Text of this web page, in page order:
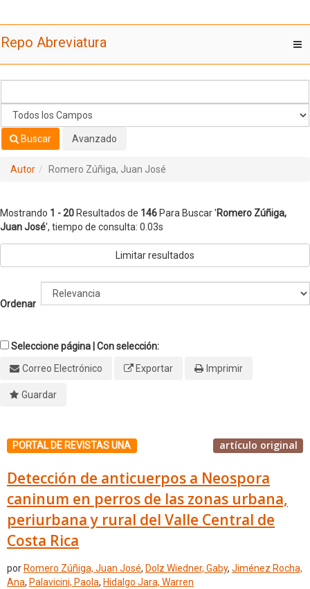
Juan José'
Repo Abreviatura
Buscar Avanzado
Autor Romero Zúñiga, Juan José
Mostrando 1 - 20 Resultados de 146 Para Buscar 'Romero Zúñiga,
Juan José', tiempo de consulta: 0.03s
Limitar resultados
Ordenar
Seleccione página | Con selección:
Correo Electrónico
Exportar Imprimir
Guardar
PORTAL DE REVISTAS UNA artículo original
Detección de anticuerpos a Neospora
caninum en perros de las zonas urbana,
periurbana y rural del Valle Central de
Costa Rica
por Romero Zúñiga, Juan José, Dolz Wiedner, Gaby, Jiménez Rocha,
Ana, Palavicini, Paola, Hidalgo Jara, Warren